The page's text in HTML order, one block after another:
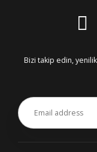
Bizi takip edin,